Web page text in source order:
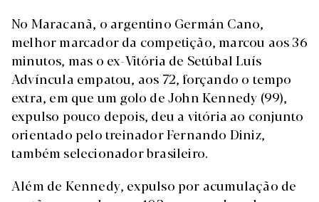
No Maracanã, o argentino Germán Cano,
melhor marcador da competição, marcou aos 36
minutos, mas o ex-Vitória de Setúbal Luís
Advíncula empatou, aos 72, forçando o tempo
extra, em que um golo de John Kennedy (99),
expulso pouco depois, deu a vitória ao conjunto
orientado pelo treinador Fernando Diniz,
também selecionador brasileiro.
Além de Kennedy, expulso por acumulação de